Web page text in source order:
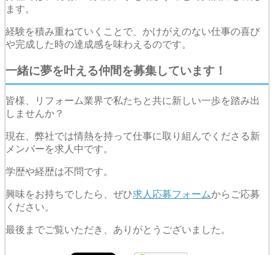
ます。
経験を積み重ねていくことで、かけがえのない仕事の喜び
や完成した時の達成感を味わえるのです。
一緒に夢を叶える仲間を募集しています！
皆様、リフォーム業界で私たちと共に新しい一歩を踏み出
しませんか？
現在、弊社では情熱を持って仕事に取り組んでくださる新
メンバーを求人中です。
学歴や経歴は不問です。
興味をお持ちでしたら、ぜひ求人応募フォームからご応募
ください。
最後までご覧いただき、ありがとうございました。